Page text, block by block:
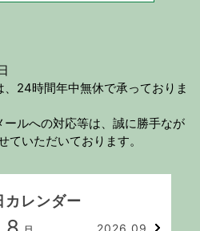
24時間年中無休で承っておりま
ルへの対応等は、誠に勝手なが
ていただいております。
カレンダー
2026.09